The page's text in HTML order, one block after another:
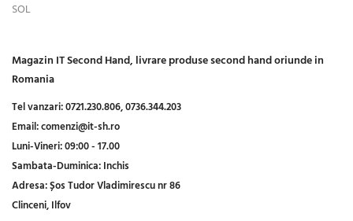
SOL
Magazin IT Second Hand, livrare produse second hand oriunde in
Romania
Tel vanzari:0721.230.806,0736.344.203
Email:comenzi@it-sh.ro
Luni-Vineri:09:00 - 17.00
Sambata-Duminica:Inchis
Adresa:Șos Tudor Vladimirescu nr 86
Clinceni, Ilfov